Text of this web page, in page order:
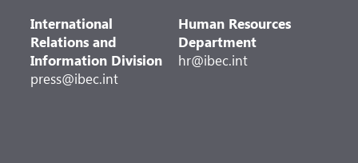
International
Relations and
Information Division
press@ibec.int
Human Resources
Department
hr@ibec.int